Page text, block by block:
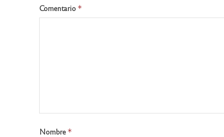
Comentario *
Nombre *